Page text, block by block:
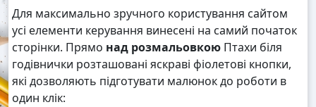
Для максимально зручного користування сайтом
усі елементи керування винесені на самий початок
сторінки. Прямо над розмальовкою Птахи біля
годівнички розташовані яскраві фіолетові кнопки,
які дозволяють підготувати малюнок до роботи в
один клік: